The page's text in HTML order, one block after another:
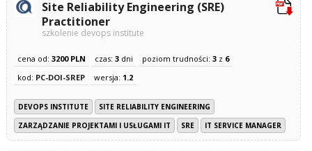
Site Reliability Engineering (SRE)
Practitioner
szkolenie devops institute
cena od: 3200 PLN czas: 3dni poziom trudności: 3z 6
kod: PC-DOI-SREP wersja: 1.2
DEVOPS INSTITUTE
SITE RELIABILITY ENGINEERING
ZARZĄDZANIE PROJEKTAMI I USŁUGAMI IT
SRE IT SERVICE MANAGER